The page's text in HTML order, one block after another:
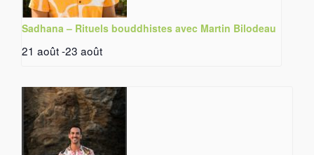
Sadhana – Rituels bouddhistes avec Martin Bilodeau
21 août-23 août